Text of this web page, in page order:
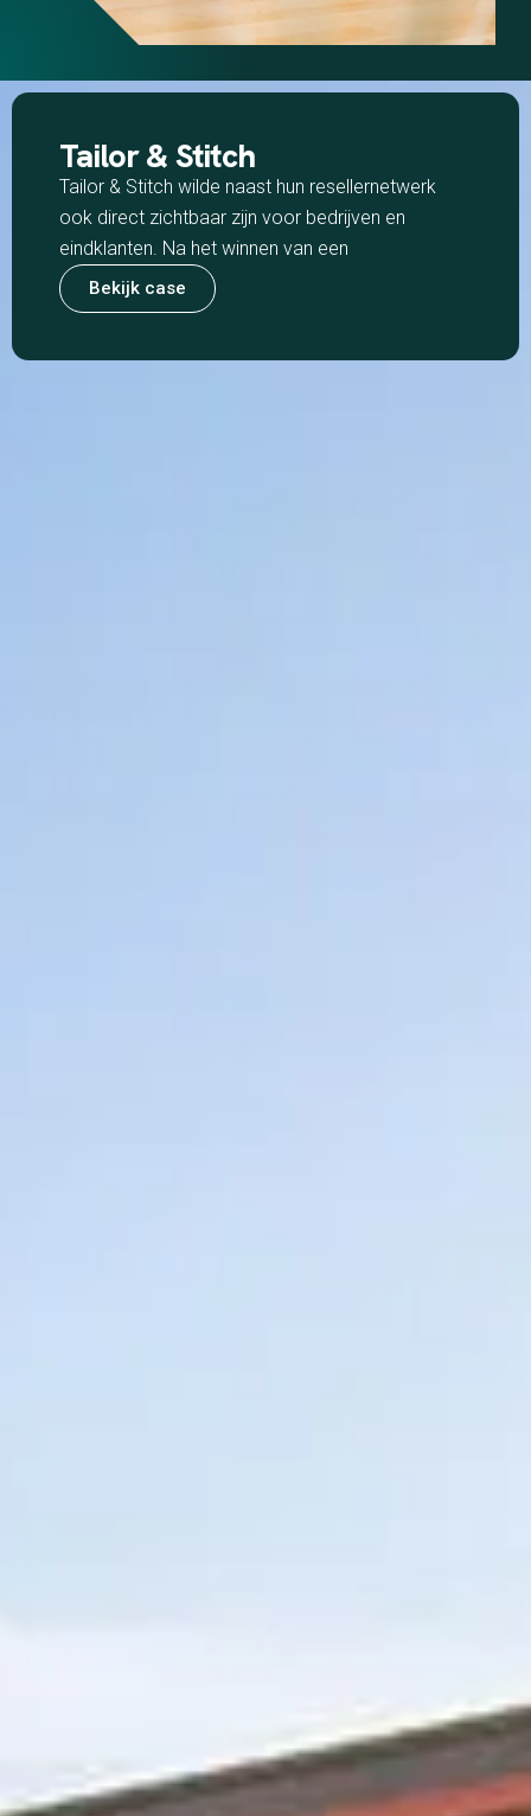
Tailor & Stitch
Tailor & Stitch wilde naast hun resellernetwerk
ook direct zichtbaar zijn voor bedrijven en
eindklanten. Na het winnen van een
Bekijk case